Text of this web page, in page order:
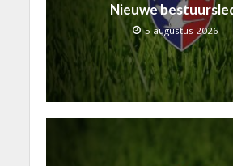
Nieuwe
5 augustus 2026